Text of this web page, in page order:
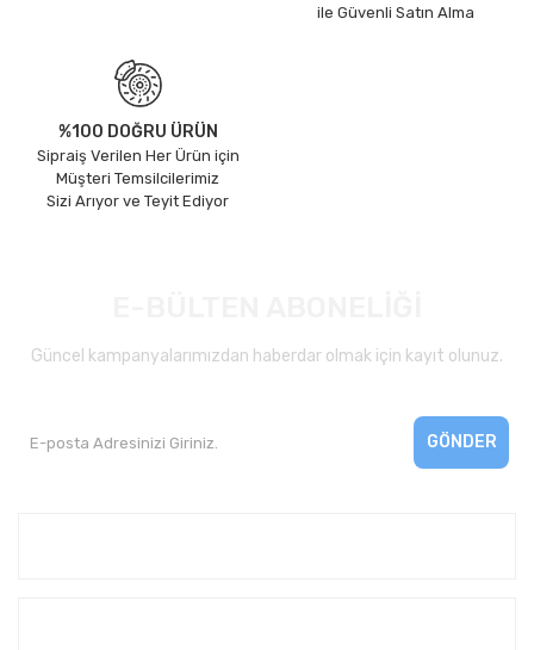
ile Güvenli Satın Alma
%100 DOĞRU ÜRÜN
Sipraiş Verilen Her Ürün için
Müşteri Temsilcilerimiz
Sizi Arıyor ve Teyit Ediyor
Güncel kampanyalarımızdan haberdar olmak için kayıt olunuz.
GÖNDER